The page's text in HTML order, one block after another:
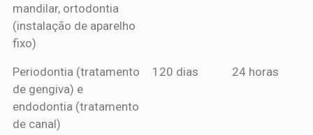
mandilar, ortodontia
(instalação de aparelho
fixo)
Periodontia (tratamento
de gengiva) e
endodontia (tratamento
de canal)
120 dias 24 horas